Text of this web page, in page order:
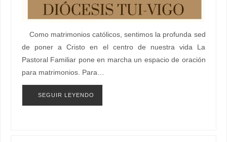
Como matrimonios católicos, sentimos la profunda sed
de poner a Cristo en el centro de nuestra vida La
Pastoral Familiar pone en marcha un espacio de oración
para matrimonios. Para…
SEGUIR LEYENDO